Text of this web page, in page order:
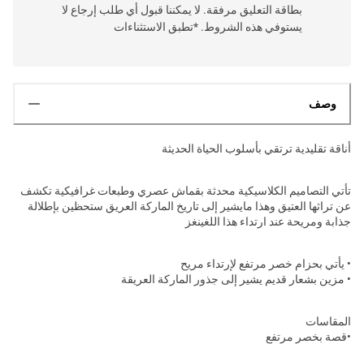
بطاقة التعليق مرفقة. لا يمكننا قبول أي طلب إرجاع لا
يستوفي هذه الشروط. *تطبق الاستثناءات
وصف
أناقة تقليدية ترتقي بأسلوب الحياة الحديثة
تأتي التصاميم الكلاسيكية محدثة بقماش عصري وطبعات غرافيكية تكشف
عن تراثها العتيق وهذا مايشير إلى تاريخ الماركة العريق ستحظين بإطلالة
جذابة ومريحة عند ارتداء هذا اللغينغز
• يأتي بحزام خصر مرتفع لإرتداء مريح
• مزين بشعار قديم يشير إلى جذور الماركة العريقة
المقاسات
•قصة بخصر مرتفع